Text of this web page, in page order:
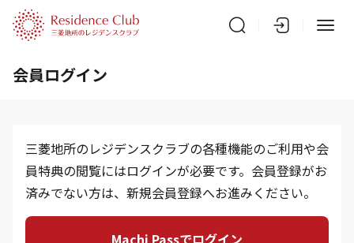
会員ログイン
三菱地所のレジデンスクラブの各種機能のご利用や会
員特典の閲覧にはログインが必要です。会員登録がお
済みでない方は、新規会員登録へお進みください。
Machi Passでログイン